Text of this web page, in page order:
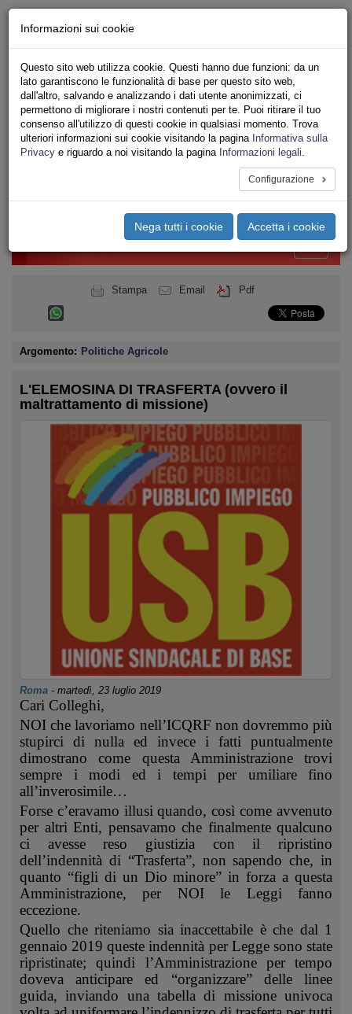
Iscriviti Online
Ricerca
Area Stampa
Privacy
PUBBLICO IMPIEGO
MINISTERO DELLE POLITICHE AGRICOLE
Toggle
Stampa Email Pdf
Argomento: Politiche Agricole
L'ELEMOSINA DI TRASFERTA (ovvero il
maltrattamento di missione)
Roma - martedì, 23 luglio 2019
Cari Colleghi,
NOI che lavoriamo nell’ICQRF non dovremmo più
stupirci di nulla ed invece i fatti puntualmente
dimostrano come questa Amministrazione trovi
sempre i modi ed i tempi per umiliare fino
all’inverosimile…
Forse c’eravamo illusi quando, così come avvenuto
per altri Enti, pensavamo che finalmente qualcuno
ci avesse reso giustizia con il ripristino
dell’indennità di “Trasferta”, non sapendo che, in
quanto “figli di un Dio minore” in forza a questa
Amministrazione, per NOI le Leggi fanno
eccezione.
Quello che riteniamo sia inaccettabile è che dal 1
gennaio 2019 queste indennità per Legge sono state
ripristinate; quindi l’Amministrazione per tempo
doveva anticipare ed “organizzare” delle linee
guida, inviando una tabella di missione univoca
Informazioni sui cookie
Questo sito web utilizza cookie. Questi hanno due funzioni: da un
lato garantiscono le funzionalità di base per questo sito web,
dall'altro, salvando e analizzando i dati utente anonimizzati, ci
permettono di migliorare i nostri contenuti per te. Puoi ritirare il tuo
consenso all'utilizzo di questi cookie in qualsiasi momento. Trova
ulteriori informazioni sui cookie visitando la pagina Informativa sulla
Privacy e riguardo a noi visitando la pagina Informazioni legali.
Configurazione
Nega tutti i cookie Accetta i cookie